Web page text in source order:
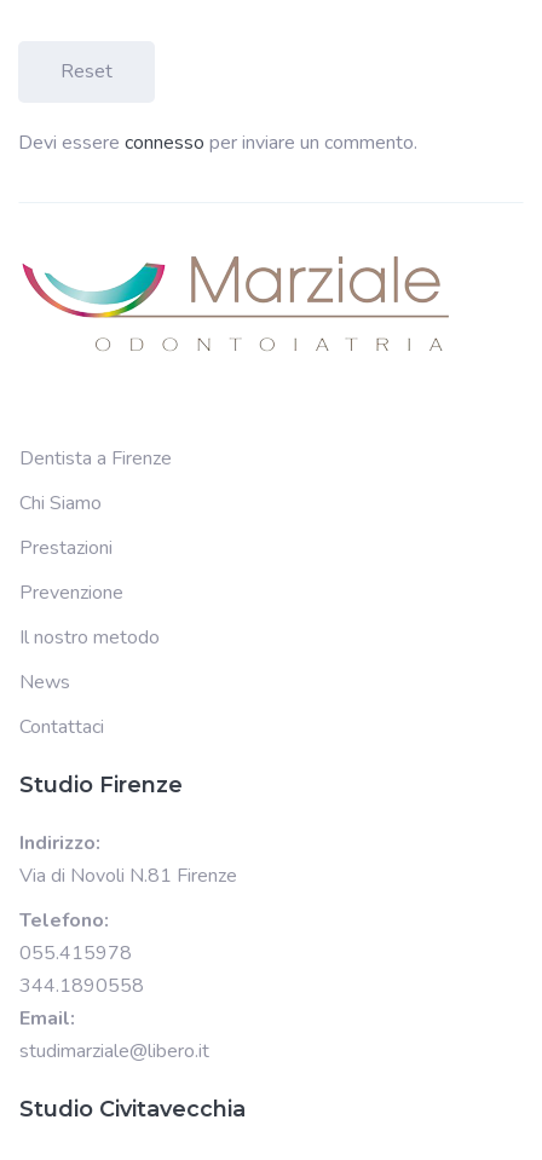
Reset
Devi essere connesso per inviare un commento.
Dentista a Firenze
Chi Siamo
Prestazioni
Prevenzione
Il nostro metodo
News
Contattaci
Studio Firenze
Indirizzo:
Via di Novoli N.81 Firenze
Telefono:
055.415978
344.1890558
Email:
studimarziale@libero.it
Studio Civitavecchia